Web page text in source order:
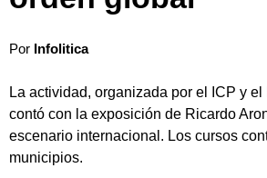
Por Infolitica
La actividad, organizada por el ICP y
contó con la exposición de Ricardo
escenario internacional. Los cursos
municipios.